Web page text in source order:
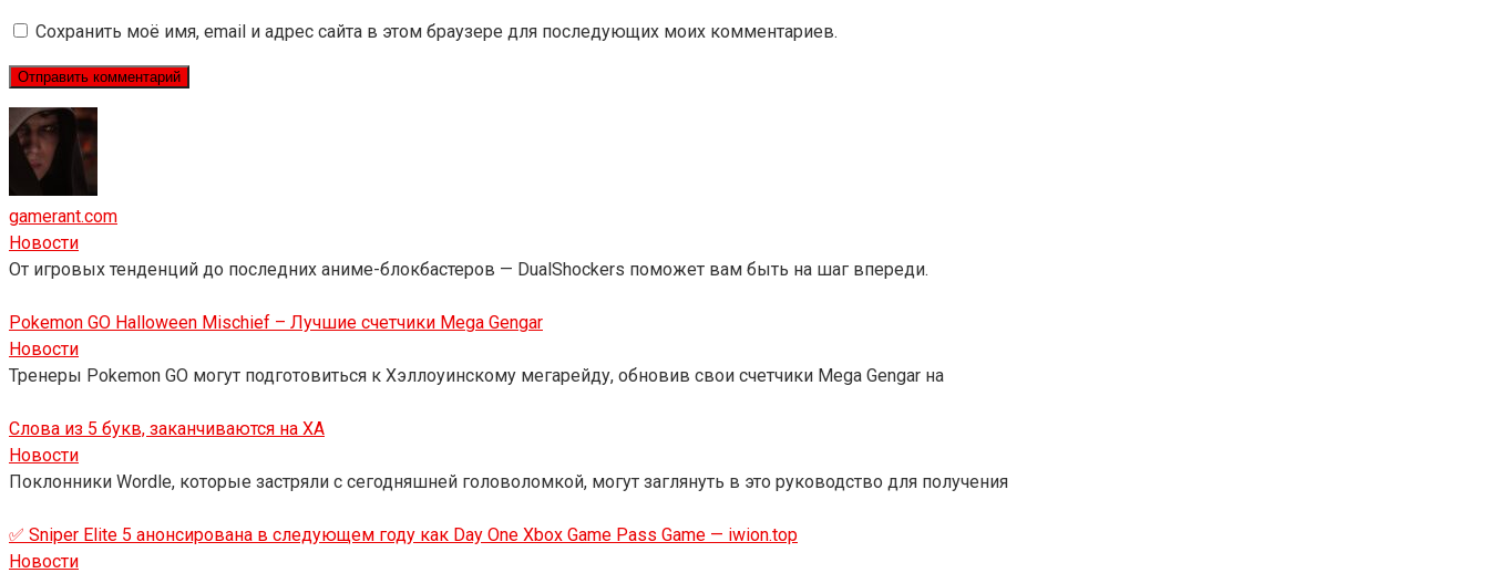
Сохранить моё имя, email и адрес сайта в этом браузере для последующих моих комментариев.
gamerant.com
Новости
От игровых тенденций до последних аниме-блокбастеров — DualShockers поможет вам быть на шаг впереди.
Pokemon GO Halloween Mischief – Лучшие счетчики Mega Gengar
Новости
Тренеры Pokemon GO могут подготовиться к Хэллоуинскому мегарейду, обновив свои счетчики Mega Gengar на
Слова из 5 букв, заканчиваются на ХА
Новости
Поклонники Wordle, которые застряли с сегодняшней головоломкой, могут заглянуть в это руководство для получения
✅ Sniper Elite 5 анонсирована в следующем году как Day One Xbox Game Pass Game — iwion.top
Новости